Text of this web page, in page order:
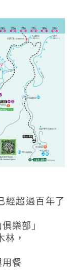
經超過百年了
樂部」
，
餐